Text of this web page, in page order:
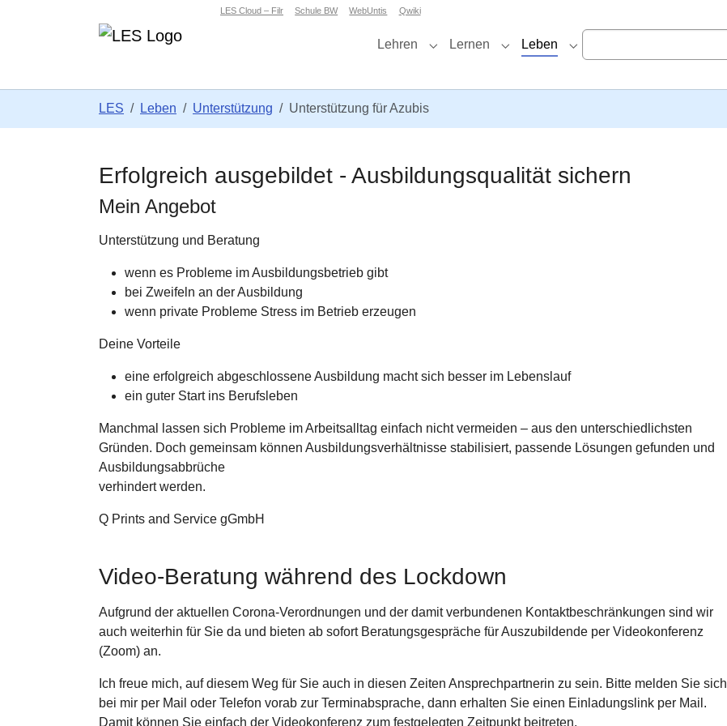
Lehren
Submenu for "Lehren"
Lernen
Submenu for "Lernen"
Leben
Submenu for "Leben"
LES Leben Unterstützung Unterstützung für Azubis
Erfolgreich ausgebildet - Ausbildungsqualität sichern
Mein Angebot
Unterstützung und Beratung
wenn es Probleme im Ausbildungsbetrieb gibt
bei Zweifeln an der Ausbildung
wenn private Probleme Stress im Betrieb erzeugen
Deine Vorteile
eine erfolgreich abgeschlossene Ausbildung macht sich besser im Lebenslauf
ein guter Start ins Berufsleben
Manchmal lassen sich Probleme im Arbeitsalltag einfach nicht vermeiden – aus den unterschiedlichsten
Gründen. Doch gemeinsam können Ausbildungsverhältnisse stabilisiert, passende Lösungen gefunden und
Ausbildungsabbrüche
verhindert werden.
Q Prints and Service gGmbH
Video-Beratung während des Lockdown
Aufgrund der aktuellen Corona-Verordnungen und der damit verbundenen Kontaktbeschränkungen sind wir
auch weiterhin für Sie da und bieten ab sofort Beratungsgespräche für Auszubildende per Videokonferenz
(Zoom) an.
Ich freue mich, auf diesem Weg für Sie auch in diesen Zeiten Ansprechpartnerin zu sein. Bitte melden Sie sich
bei mir per Mail oder Telefon vorab zur Terminabsprache, dann erhalten Sie einen Einladungslink per Mail.
Damit können Sie einfach der Videokonferenz zum festgelegten Zeitpunkt beitreten.
LES Cloud – Filr Schule BW WebUntis Qwiki